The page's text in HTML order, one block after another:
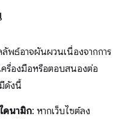
พธ์อาจผันผวนเนื่องจากการ
รื่องมือหรือตอบสนองต่อ
ดังนี้
ดนามิก: หากเว็บไซต์ลง